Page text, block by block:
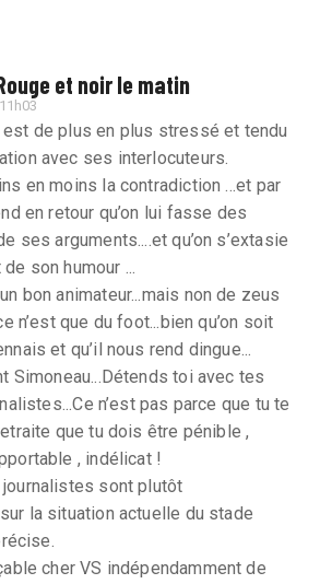
et noir le matin
est de plus en plus stressé et tendu
avec ses interlocuteurs.
en moins la contradiction ...et par
en retour qu’on lui fasse des
ses arguments....et qu’on s’extasie
son humour ...
bon animateur...mais non de zeus
n’est que du foot...bien qu’on soit
et qu’il nous rend dingue...
Simoneau...Détends toi avec tes
n’est pas parce que tu te
que tu dois être pénible ,
, indélicat !
sont plutôt
la situation actuelle du stade
cher VS indépendamment de